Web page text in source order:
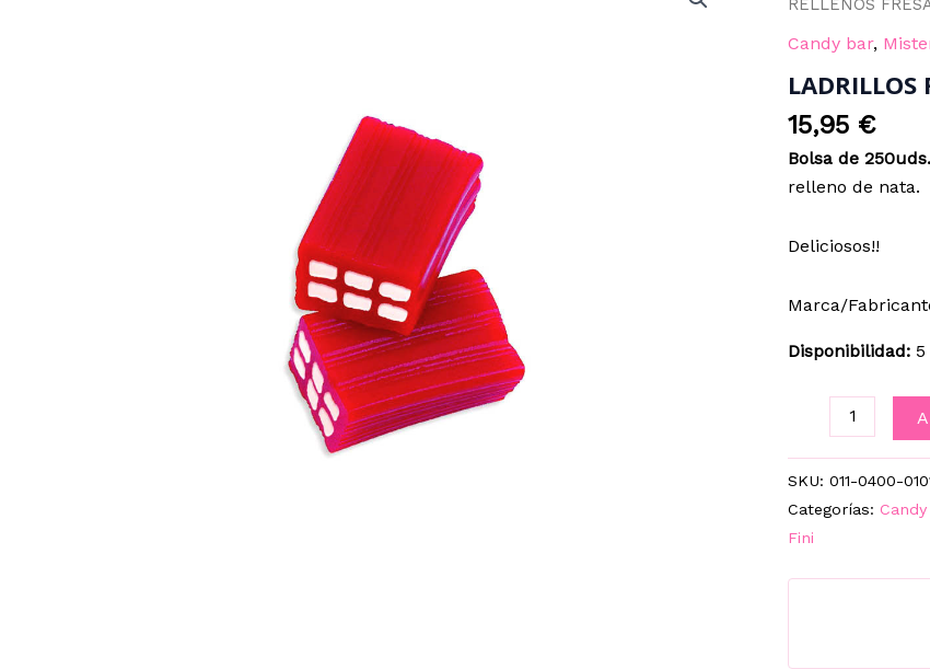
RELLENOS
Candy bar,
LADRILLOS
15,95 €
Bolsa de 250uds.
relleno de nata.
Deliciosos!!
Marca/
Disponibilidad:
LADRILLOS
RELLENOS
FRESA
SKU: 011-0400-
Categorías:
Fini